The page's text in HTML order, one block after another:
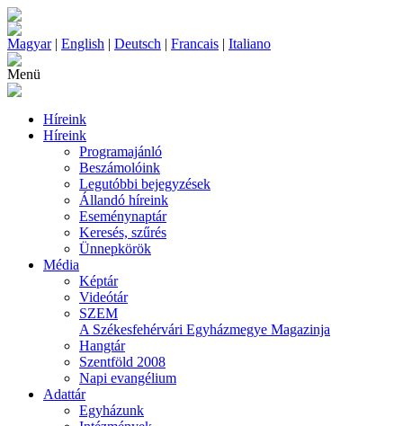
Magyar| English | Deutsch | Francais | Italiano
Menü
Híreink
Híreink
Programajánló
Beszámolóink
Legutóbbi bejegyzések
Állandó híreink
Eseménynaptár
Keresés, szűrés
Ünnepkörök
Média
Képtár
Videótár
SZEM
A Székesfehérvári Egyházmegye Magazinja
Hangtár
Szentföld 2008
Napi evangélium
Adattár
Egyházunk